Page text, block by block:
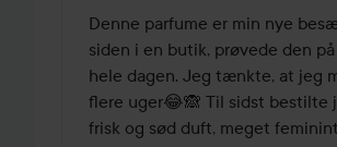
ud
af
5
Denne parfume er min nye
siden i en butik, prøvede den
hele dagen. Jeg tænkte, at jeg
flere uger😂🙈 Til sidst bestilte
frisk og sød duft, meget